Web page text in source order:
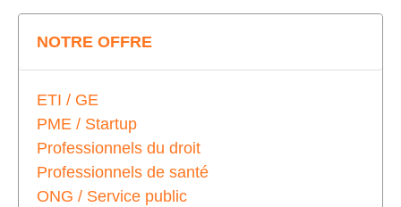
NOTRE OFFRE
ETI / GE
PME / Startup
Professionnels du droit
Professionnels de santé
ONG / Service public